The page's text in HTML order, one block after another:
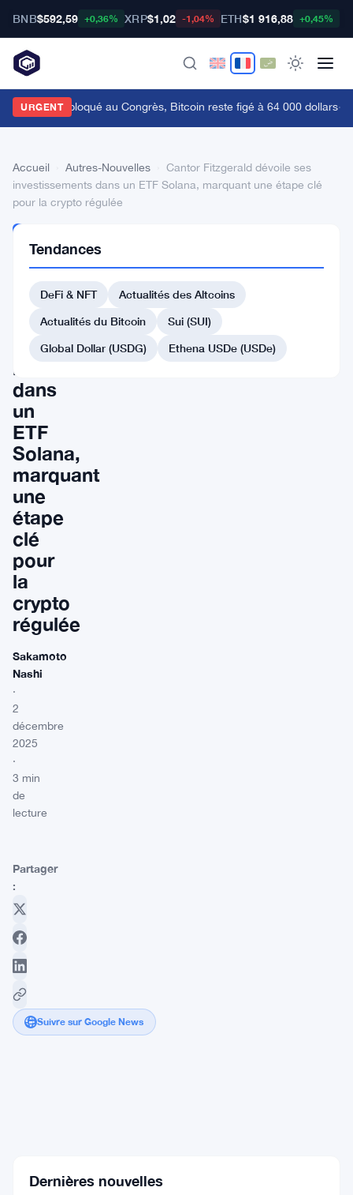
BNB$592,59 +0,36% XRP$1,02 -1,04% ETH$1 916,88 +0,45%
URGENT
Clarity Act bloqué au Congrès, Bitcoin reste figé à 64 000 dollars·
Accueil Autres-Nouvelles
Cantor Fitzgerald dévoile ses
investissements dans un ETF Solana, marquant une étape clé
pour la crypto régulée
NOUVELLES
Fitzgerald
dévoile
ses
investissements
dans
un
ETF
Solana,
marquant
une
étape
clé
pour
la
crypto
régulée
Sakamoto
Nashi
·
2
décembre
2025
·
3 min
de
lecture
Partager
:
Suivre sur Google News
Tendances
DeFi & NFT
Actualités des Altcoins
Actualités du Bitcoin
Sui (SUI)
Global Dollar (USDG)
Ethena USDe (USDe)
Dernières nouvelles